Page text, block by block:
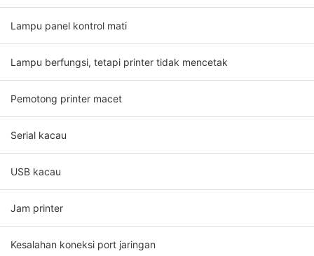
Lampu panel kontrol mati
Lampu berfungsi, tetapi printer tidak mencetak
Pemotong printer macet
Serial kacau
USB kacau
Jam printer
Kesalahan koneksi port jaringan